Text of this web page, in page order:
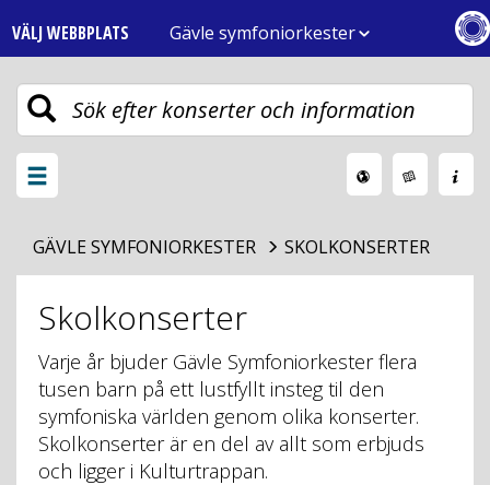
VÄLJ WEBBPLATS
Gävle symfoniorkester
Toggle
navigation
Växla
GÄVLE SYMFONIORKESTER SKOLKONSERTER
Skolkonserter
Varje år bjuder Gävle Symfoniorkester flera
tusen barn på ett lustfyllt insteg til den
symfoniska världen genom olika konserter.
Skolkonserter är en del av allt som erbjuds
och ligger i Kulturtrappan.